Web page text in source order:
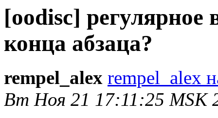
[oodisc]
конца абзаца?
rempel_alex rempel_alex
Вт Ноя 21 17:11:25 MSK